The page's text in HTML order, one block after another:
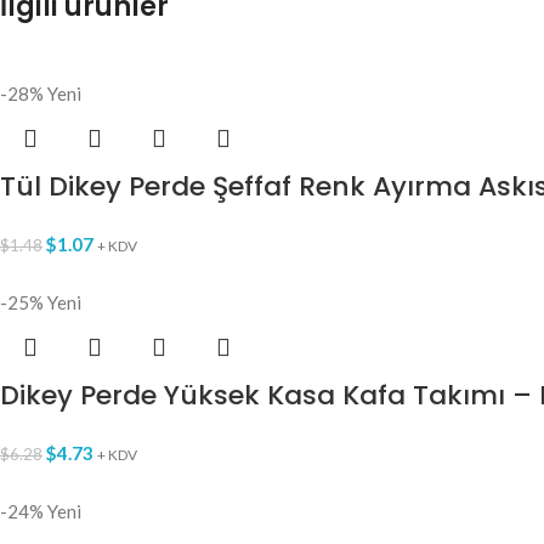
-28% Yeni
Tül Dikey Perde Şeffaf Renk Ayırma
$1.48$1.07 + KDV
-25% Yeni
Dikey Perde Yüksek Kasa Kafa Takımı –
$6.28$4.73 + KDV
-24% Yeni